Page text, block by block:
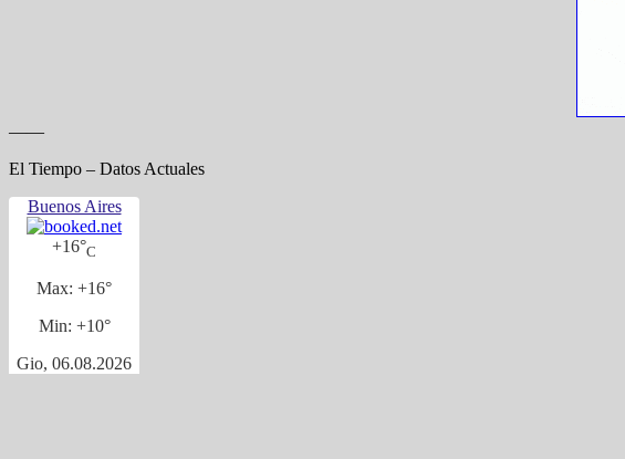
——
El Tiempo – Datos Actuales
Buenos Aires
+16°C
Max: +16°
Min: +10°
Gio, 06.08.2026